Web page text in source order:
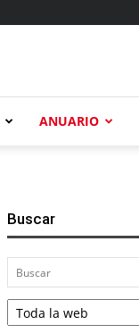
ANUARIO
Buscar